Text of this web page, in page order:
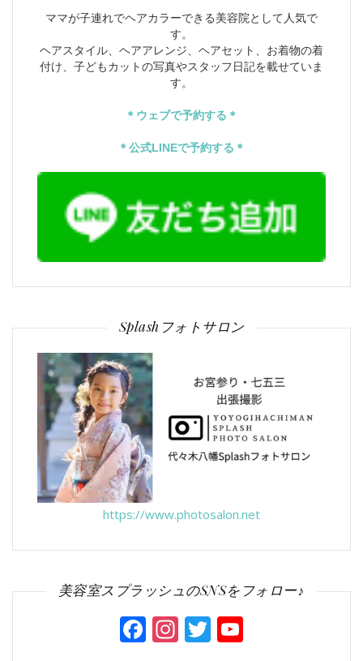
ママが子連れでヘアカラーできる美容院として人気で
す。
ヘアスタイル、ヘアアレンジ、ヘアセット、お着物の着
付け、子どもカットの写真やスタッフ日記を載せていま
す。
＊ウェブで予約する＊
＊公式LINEで予約する＊
Splashフォトサロン
https://www.photosalon.net
美容室スプラッシュのSNSをフォロー♪
Facebook
Instagram
Twitter